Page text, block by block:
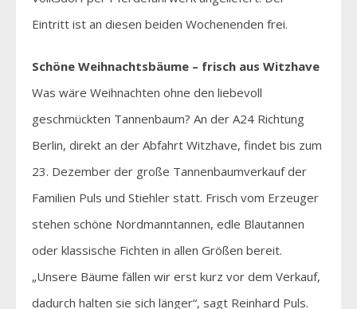
Eintritt ist an diesen beiden Wochenenden frei.
Schöne Weihnachtsbäume – frisch aus Witzhave
Was wäre Weihnachten ohne den liebevoll
geschmückten Tannenbaum? An der A24 Richtung
Berlin, direkt an der Abfahrt Witzhave, findet bis zum
23. Dezember der große Tannenbaumverkauf der
Familien Puls und Stiehler statt. Frisch vom Erzeuger
stehen schöne Nordmanntannen, edle Blautannen
oder klassische Fichten in allen Größen bereit.
„Unsere Bäume fällen wir erst kurz vor dem Verkauf,
dadurch halten sie sich länger“, sagt Reinhard Puls.